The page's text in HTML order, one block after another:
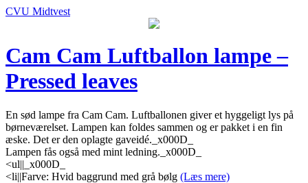
CVU Midtvest
Cam Cam Luftballon lampe –
Pressed leaves
En sød lampe fra Cam Cam. Luftballonen giver et hyggeligt lys på
børneværelset. Lampen kan foldes sammen og er pakket i en fin
æske. Det er den oplagte gaveidé._x000D_
Lampen fås også med mint ledning._x000D_
<ul||_x000D_
<li||Farve: Hvid baggrund med grå bølg (Læs mere)